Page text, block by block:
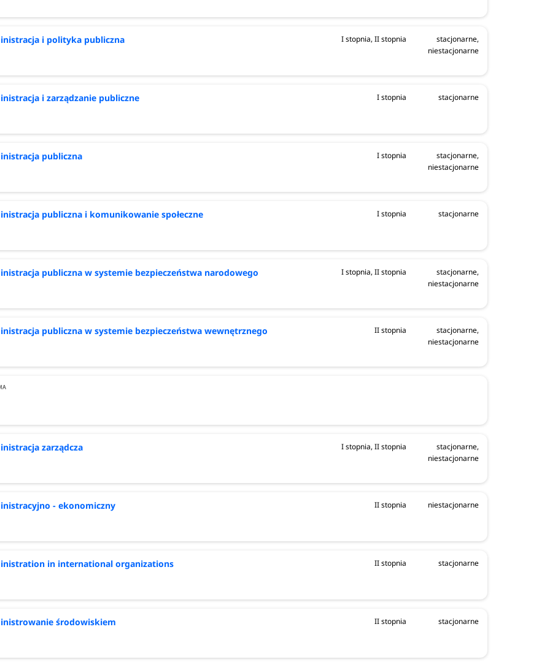
i polityka publiczna I stopnia, II stopnia
stacjonarne,
niestacjonarne
i zarządzanie publiczne I stopnia stacjonarne
publiczna I stopnia
stacjonarne,
niestacjonarne
publiczna i komunikowanie społeczne I stopnia stacjonarne
publiczna w systemie bezpieczeństwa narodowego I stopnia, II stopnia
stacjonarne,
niestacjonarne
publiczna w systemie bezpieczeństwa wewnętrznego II stopnia
stacjonarne,
niestacjonarne
zarządcza I stopnia, II stopnia
stacjonarne,
niestacjonarne
- ekonomiczny II stopnia niestacjonarne
in international organizations II stopnia stacjonarne
środowiskiem II stopnia stacjonarne